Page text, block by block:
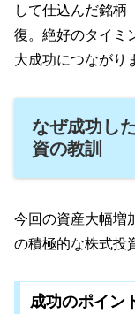
して仕込んだ銘柄
復。絶好のタイミ
大成功につながり
なぜ成功し
資の教訓
今回の資産大幅増
の積極的な株式投
成功のポイン